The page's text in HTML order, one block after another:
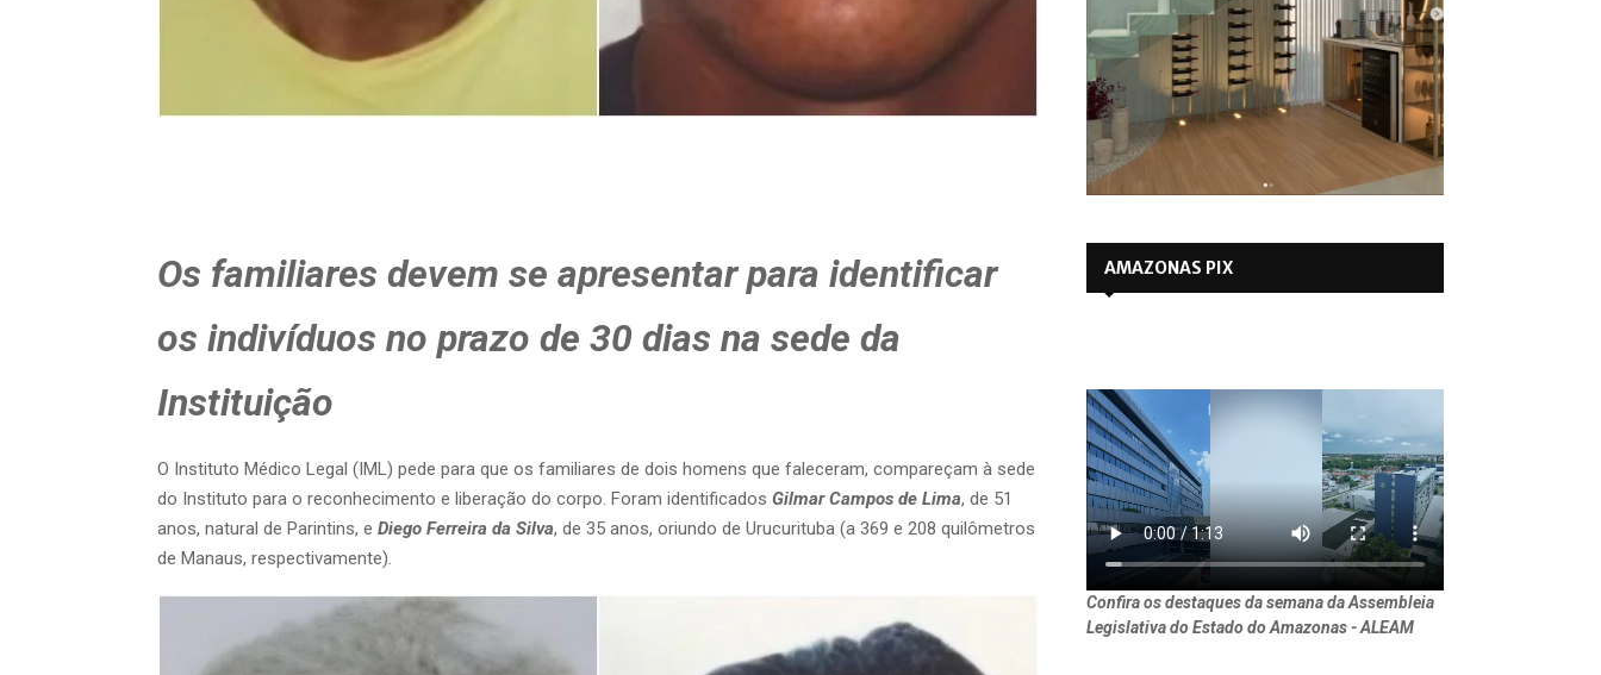
Os familiares devem se apresentar para identificar
os indivíduos no prazo de 30 dias na sede da
Instituição
O Instituto Médico Legal (IML) pede para que os familiares de dois homens que faleceram, compareçam à sede
do Instituto para o reconhecimento e liberação do corpo. Foram identificados Gilmar Campos de Lima, de 51
anos, natural de Parintins, e Diego Ferreira da Silva, de 35 anos, oriundo de Urucurituba (a 369 e 208 quilômetros
de Manaus, respectivamente).
AMAZONAS PIX
Confira os destaques da semana da Assembleia
Legislativa do Estado do Amazonas - ALEAM